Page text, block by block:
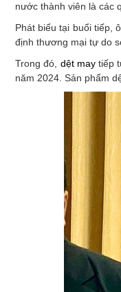
nước thành viên là các
Phát biểu tại buổi tiếp,
định thương mại tự do
Trong đó, dệt maytiếp
năm 2024. Sản phẩm